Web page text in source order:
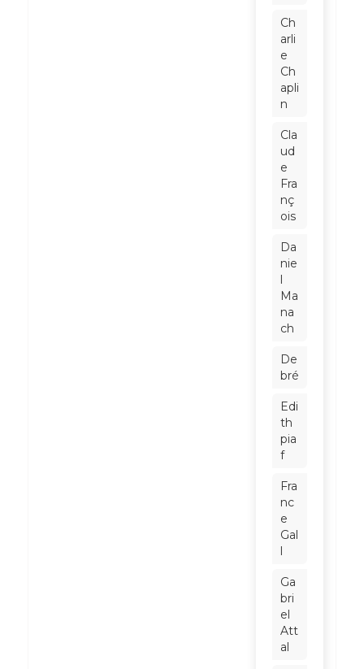
Ch
arli
e
Ch
apli
n
Cla
ud
e
Fra
nç
ois
Da
nie
l
Ma
na
ch
De
bré
Edi
th
pia
f
Fra
nc
e
Gal
l
Ga
bri
el
Att
al